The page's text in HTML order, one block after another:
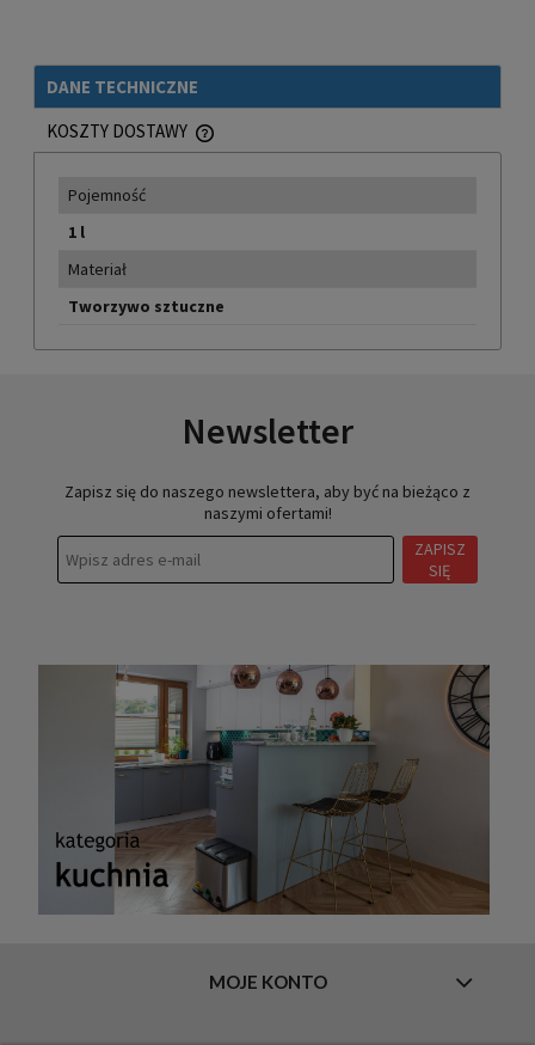
DANE TECHNICZNE
KOSZTY DOSTAWY
CENA NIE ZAWIERA EWENTUALNYCH KOSZTÓW PŁATNOŚCI
Pojemność
1 l
Materiał
Tworzywo sztuczne
Newsletter
Zapisz się do naszego newslettera, aby być na bieżąco z
naszymi ofertami!
ZAPISZ
SIĘ
MOJE KONTO